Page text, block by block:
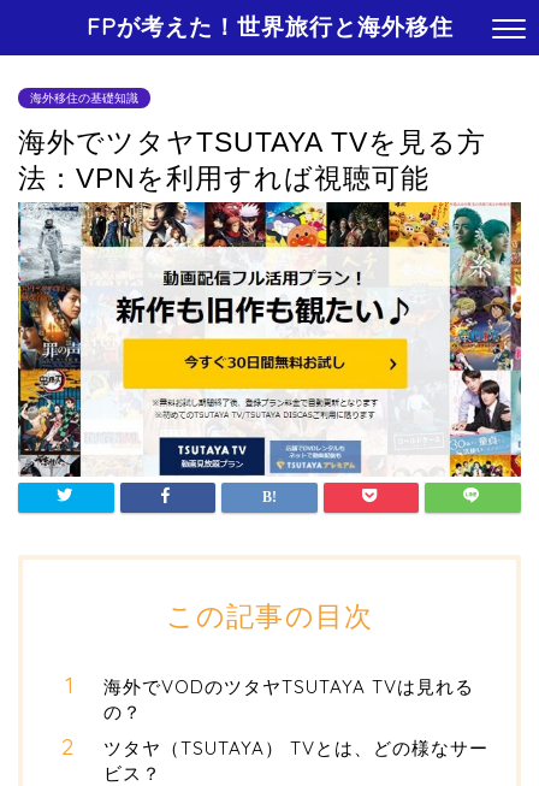
FPが考えた！世界旅行と海外移住
海外移住の基礎知識
海外でツタヤTSUTAYA TVを見る方
法：VPNを利用すれば視聴可能
この記事の目次
海外でVODのツタヤTSUTAYA TVは見れる
の？
ツタヤ（TSUTAYA） TVとは、どの様なサー
ビス？